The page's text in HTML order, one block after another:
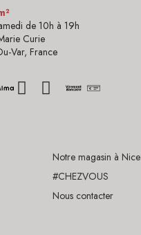
de 10h à 19h
Curie
Var, France
Notre magasin à Nice
#CHEZVOUS
Nous contacter